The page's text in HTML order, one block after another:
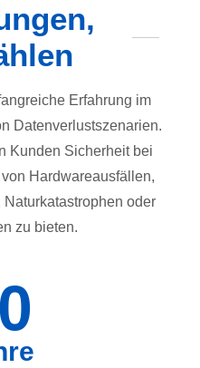
Erfahrung im
Datenverlustszenarien.
Kunden Sicherheit bei
Hardwareausfällen,
oder
zu bieten.